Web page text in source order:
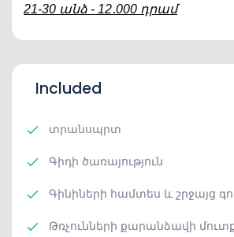
21-30 անձ - 12․000 դրամ
Included
տրանսպրտ
Գիդի ծառայություն
Գինիների համտես և շրջայց
Թռչունների քարանձավի